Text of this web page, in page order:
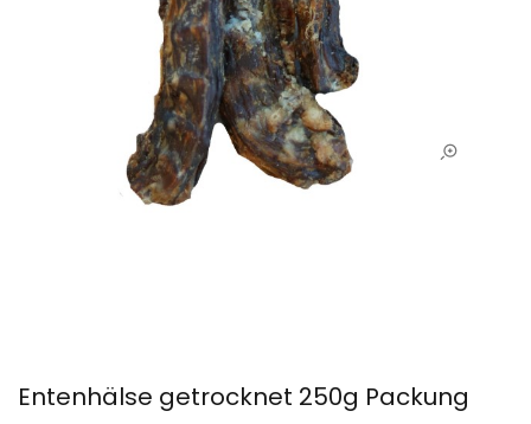
Entenhälse getrocknet 250g Packung